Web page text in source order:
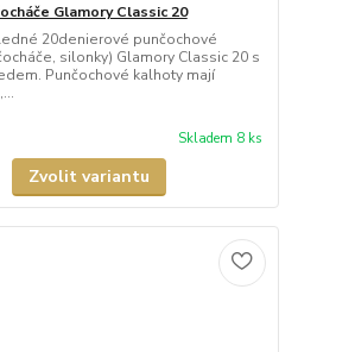
Glamory Classic 20
20denierové punčochové
silonky) Glamory Classic 20 s
Punčochové kalhoty mají
Skladem 8 ks
Zvolit variantu